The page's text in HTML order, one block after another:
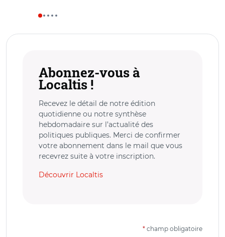
Abonnez-vous à
Localtis !
Recevez le détail de notre édition
quotidienne ou notre synthèse
hebdomadaire sur l’actualité des
politiques publiques. Merci de confirmer
votre abonnement dans le mail que vous
recevrez suite à votre inscription.
Découvrir Localtis
* champ obligatoire